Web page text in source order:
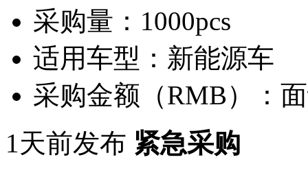
采购量： 1000pcs
适用车型： 新能源车
采购金额（RMB）：
1天前发布 紧急采购